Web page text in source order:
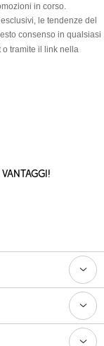
in corso.
le tendenze del
consenso in qualsiasi
o tramite il link nella